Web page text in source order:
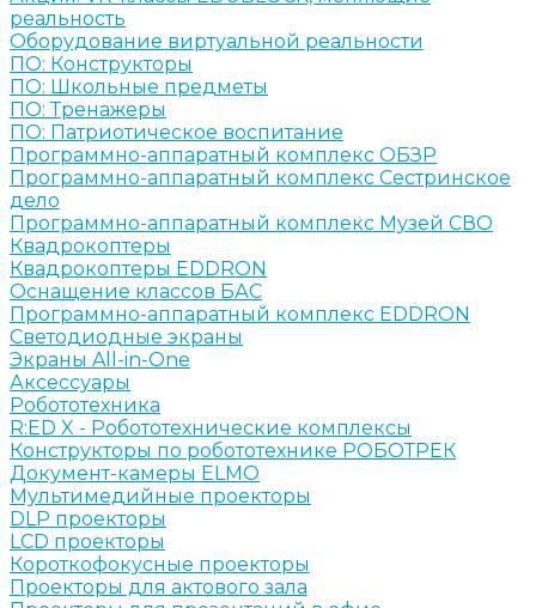
реальность
Оборудование виртуальной реальности
ПО: Конструкторы
ПО: Школьные предметы
ПО: Тренажеры
ПО: Патриотическое воспитание
Программно-аппаратный комплекс ОБЗР
Программно-аппаратный комплекс Сестринское
дело
Программно-аппаратный комплекс Музей СВО
Квадрокоптеры
Квадрокоптеры EDDRON
Оснащение классов БАС
Программно-аппаратный комплекс EDDRON
Светодиодные экраны
Экраны All-in-One
Аксессуары
Робототехника
R:ED X - Робототехнические комплексы
Конструкторы по робототехнике РОБОТРЕК
Документ-камеры ELMO
Мультимедийные проекторы
DLP проекторы
LCD проекторы
Короткофокусные проекторы
Проекторы для актового зала